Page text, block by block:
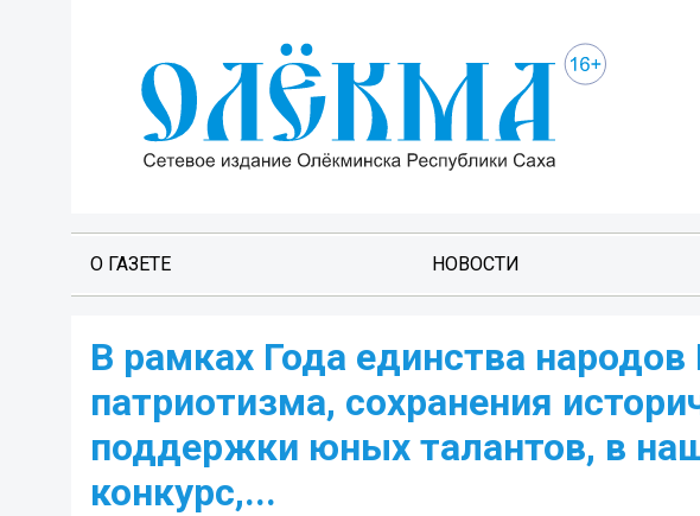
О ГАЗЕТЕ НОВОСТИ
В рамках Года единства
патриотизма, сохранения
поддержки юных талантов, в
конкурс,...